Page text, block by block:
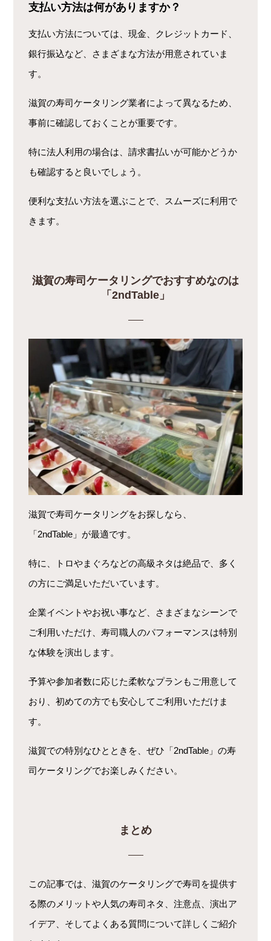
支払い方法は何がありますか？
支払い方法については、現金、クレジットカード、
銀行振込など、さまざまな方法が用意されていま
す。
滋賀の寿司ケータリング業者によって異なるため、
事前に確認しておくことが重要です。
特に法人利用の場合は、請求書払いが可能かどうか
も確認すると良いでしょう。
便利な支払い方法を選ぶことで、スムーズに利用で
きます。
滋賀の寿司ケータリングでおすすめなのは
「2ndTable」
滋賀で寿司ケータリングをお探しなら、
「2ndTable」が最適です。
特に、トロやまぐろなどの高級ネタは絶品で、多く
の方にご満足いただいています。
企業イベントやお祝い事など、さまざまなシーンで
ご利用いただけ、寿司職人のパフォーマンスは特別
な体験を演出します。
予算や参加者数に応じた柔軟なプランもご用意して
おり、初めての方でも安心してご利用いただけま
す。
滋賀での特別なひとときを、ぜひ「2ndTable」の寿
司ケータリングでお楽しみください。
まとめ
この記事では、滋賀のケータリングで寿司を提供す
る際のメリットや人気の寿司ネタ、注意点、演出ア
イデア、そしてよくある質問について詳しくご紹介